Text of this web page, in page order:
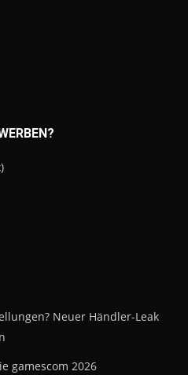
Neuer Händler-Leak
gamescom 2026